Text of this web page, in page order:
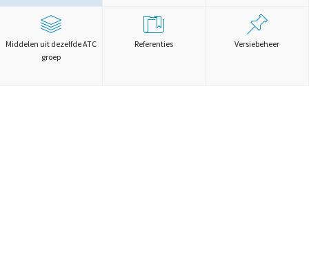
Middelen uit dezelfde ATC
groep
Referenties Versiebeheer